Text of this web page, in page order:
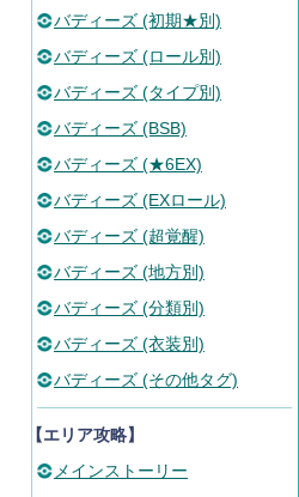
バディーズ (初期★別)
バディーズ (ロール別)
バディーズ (タイプ別)
バディーズ (BSB)
バディーズ (★6EX)
バディーズ (EXロール)
バディーズ (超覚醒)
バディーズ (地方別)
バディーズ (分類別)
バディーズ (衣装別)
バディーズ (その他タグ)
【エリア攻略】
メインストーリー